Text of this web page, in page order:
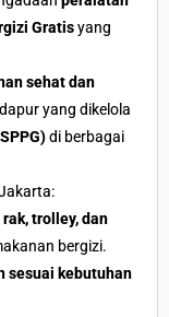
Gratisyang
sehat dan
yang dikelola
di berbagai
trolley, dan
bergizi.
sesuai kebutuhan